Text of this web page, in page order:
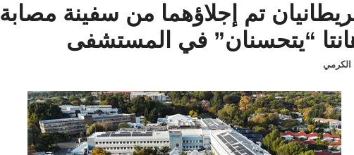
تم إجلاؤهما من سفينة مصابة
“يتحسنان” في المستشفى
الكرمي